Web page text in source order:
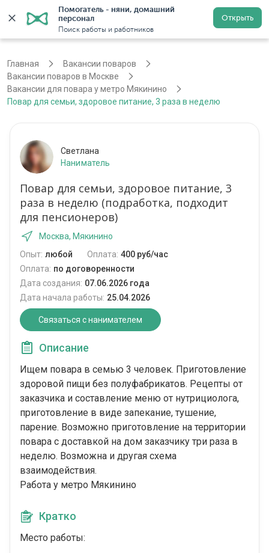
Помогатель - няни, домашний
персонал
Поиск работы и работников
Открыть
Регистрация
Главная
Вакансии поваров
Вакансии поваров в Москве
Вакансии для повара у метро Мякинино
Повар для семьи, здоровое питание, 3 раза в неделю
Светлана
Наниматель
Повар для семьи, здоровое питание, 3
раза в неделю (подработка, подходит
для пенсионеров)
Москва, Мякинино
Опыт: любой Оплата: 400 руб/час
Оплата: по договоренности
Дата создания: 07.06.2026 года
Дата начала работы: 25.04.2026
Связаться с нанимателем
Описание
Ищем повара в семью 3 человек. Приготовление
здоровой пищи без полуфабрикатов. Рецепты от
заказчика и составление меню от нутрициолога,
приготовление в виде запекание, тушение,
парение. Возможно приготовление на территории
повара с доставкой на дом заказчику три раза в
неделю. Возможна и другая схема
взаимодействия.
Работа у метро Мякинино
Кратко
Место работы: